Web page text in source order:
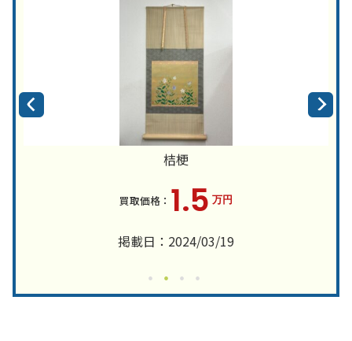
桔梗
1.5 万円
掲載日：2024/03/19